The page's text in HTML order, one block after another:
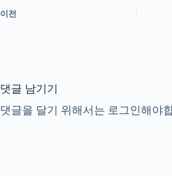
이전
댓글 남기기
댓글을 달기 위해서는 로그인해야